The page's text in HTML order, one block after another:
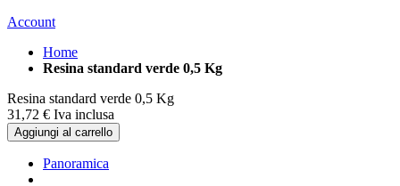
Account
Home
Resina standard verde 0,5 Kg
Resina standard verde 0,5 Kg
31,72 € Iva inclusa
Aggiungi al carrello
Panoramica